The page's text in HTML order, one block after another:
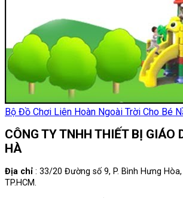
Bộ Đồ Chơi Liên Hoàn Ngoài Trời Cho Bé
CÔNG TY TNHH THIẾT BỊ GIÁO
HÀ
Địa chỉ : 33/20 Đường số 9, P. Bình Hưng Hòa,
TP.HCM.